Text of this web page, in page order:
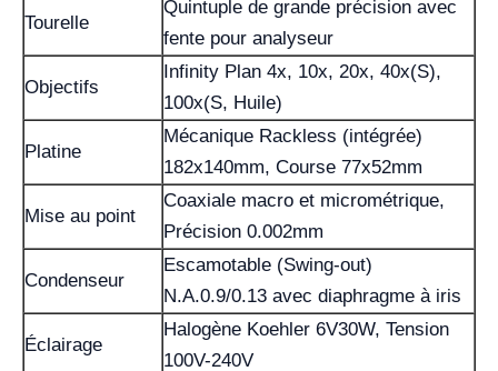
Tourelle
Quintuple de grande précision avec
fente pour analyseur
Objectifs
Infinity Plan 4x, 10x, 20x, 40x(S),
100x(S, Huile)
Platine
Mécanique Rackless (intégrée)
182x140mm, Course 77x52mm
Mise au point
Coaxiale macro et micrométrique,
Précision 0.002mm
Condenseur
Escamotable (Swing-out)
N.A.0.9/0.13 avec diaphragme à iris
Éclairage
Halogène Koehler 6V30W, Tension
100V-240V